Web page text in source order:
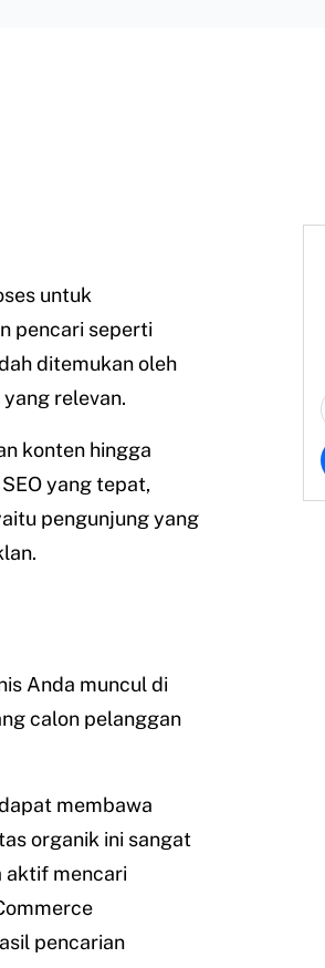
untuk
pencari seperti
ditemukan oleh
relevan.
konten hingga
yang tepat,
pengunjung yang
Anda muncul di
calon pelanggan
membawa
organik ini sangat
aktif mencari
pencarian